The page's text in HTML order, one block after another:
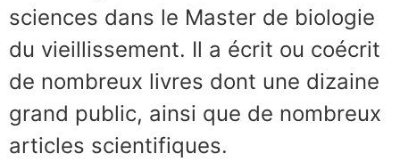
sciences dans le Master de biologie
du vieillissement. Il a écrit ou coécrit
de nombreux livres dont une dizaine
grand public, ainsi que de nombreux
articles scientifiques.